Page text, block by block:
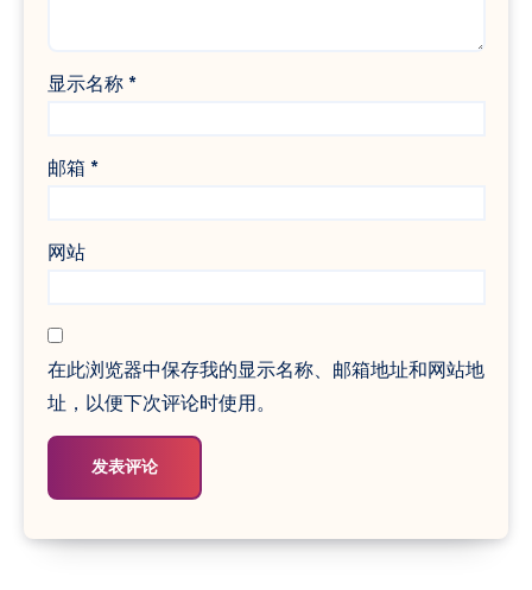
显示名称 *
邮箱 *
网站
在此浏览器中保存我的显示名称、邮箱地址和网站地
址，以便下次评论时使用。